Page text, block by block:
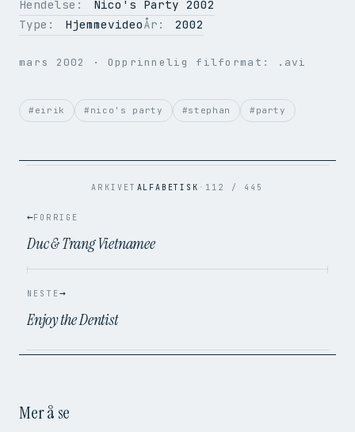
OPPLØSNING 720 × 528
BITRATE 793 kbps
FILSTØRRELSE 1.7 MB
Hendelse:
Nico's Party 2002
Type:
HjemmevideoÅr: 2002
mars 2002 · Opprinnelig filformat: .avi
#eirik #nico's party #stephan #party
ARKIVET ALFABETISK · 112 / 445
←FORRIGE
Duc & Trang Vietnamee
NESTE→
Enjoy the Dentist
Mer å se